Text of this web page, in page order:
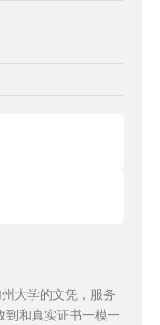
大学的文凭，服务
到和真实证书一模一